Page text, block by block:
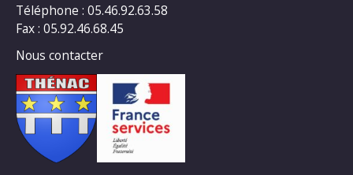
Téléphone : 05.46.92.63.58
Fax : 05.92.46.68.45
Nous contacter